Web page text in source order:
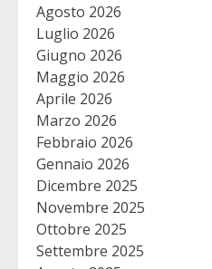
Agosto 2026
Luglio 2026
Giugno 2026
Maggio 2026
Aprile 2026
Marzo 2026
Febbraio 2026
Gennaio 2026
Dicembre 2025
Novembre 2025
Ottobre 2025
Settembre 2025